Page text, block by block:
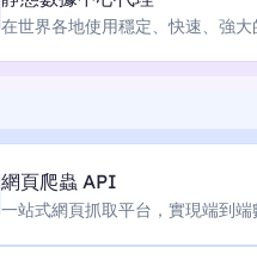
在世界各地使用穩定、快速、強
網頁爬蟲 API
一站式網頁抓取平台，實現端到端